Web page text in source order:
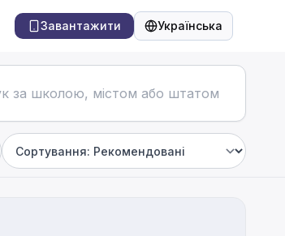
Завантажити Українська
Мова
Sort by